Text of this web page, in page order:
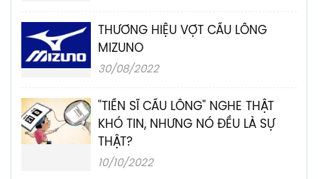
THƯƠNG HIỆU VỢT CẦU LÔNG
MIZUNO
30/08/2022
"TIẾN SĨ CẦU LÔNG" NGHE THẬT
KHÓ TIN, NHƯNG NÓ ĐỀU LÀ SỰ
THẬT?
10/10/2022